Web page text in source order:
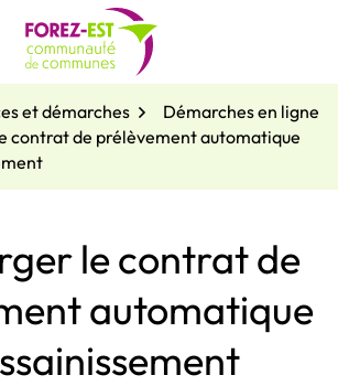
et démarches
Démarches en ligne
contrat de prélèvement automatique
le contrat de
automatique